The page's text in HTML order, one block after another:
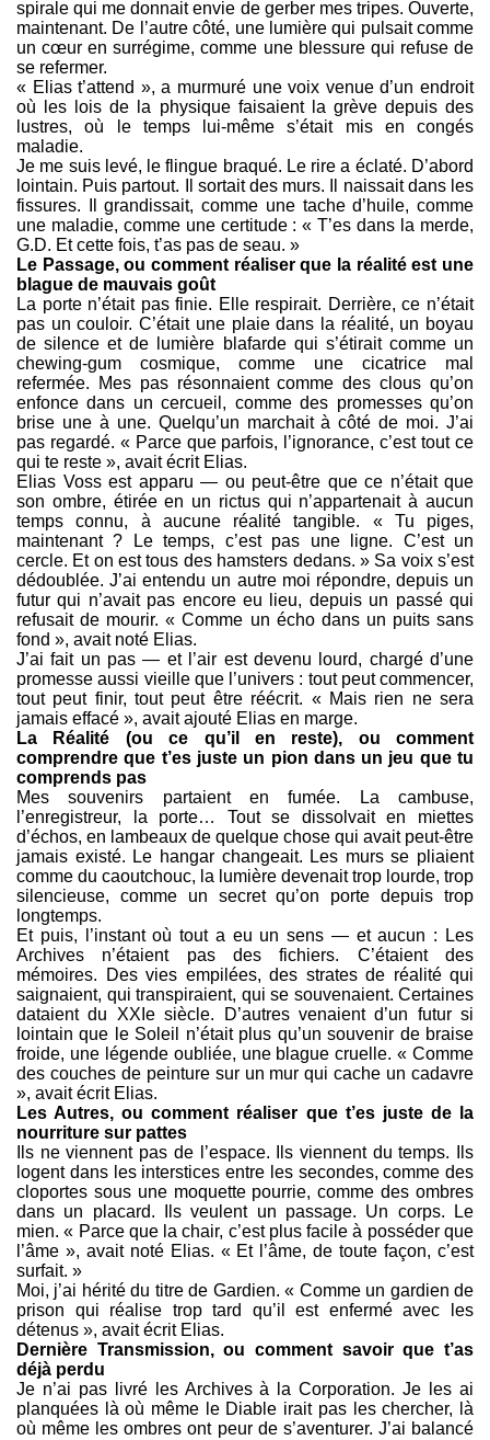
spirale qui me donnait envie de gerber mes tripes. Ouverte,
maintenant. De l’autre côté, une lumière qui pulsait comme
un cœur en surrégime, comme une blessure qui refuse de
se refermer.
« Elias t’attend », a murmuré une voix venue d’un endroit
où les lois de la physique faisaient la grève depuis des
lustres, où le temps lui-même s’était mis en congés
maladie.
Je me suis levé, le flingue braqué. Le rire a éclaté. D’abord
lointain. Puis partout. Il sortait des murs. Il naissait dans les
fissures. Il grandissait, comme une tache d’huile, comme
une maladie, comme une certitude : « T’es dans la merde,
G.D. Et cette fois, t’as pas de seau. »
Le Passage, ou comment réaliser que la réalité est une
blague de mauvais goût
La porte n’était pas finie. Elle respirait. Derrière, ce n’était
pas un couloir. C’était une plaie dans la réalité, un boyau
de silence et de lumière blafarde qui s’étirait comme un
chewing-gum cosmique, comme une cicatrice mal
refermée. Mes pas résonnaient comme des clous qu’on
enfonce dans un cercueil, comme des promesses qu’on
brise une à une. Quelqu’un marchait à côté de moi. J’ai
pas regardé. « Parce que parfois, l’ignorance, c’est tout ce
qui te reste », avait écrit Elias.
Elias Voss est apparu — ou peut-être que ce n’était que
son ombre, étirée en un rictus qui n’appartenait à aucun
temps connu, à aucune réalité tangible. « Tu piges,
maintenant ? Le temps, c’est pas une ligne. C’est un
cercle. Et on est tous des hamsters dedans. » Sa voix s’est
dédoublée. J’ai entendu un autre moi répondre, depuis un
futur qui n’avait pas encore eu lieu, depuis un passé qui
refusait de mourir. « Comme un écho dans un puits sans
fond », avait noté Elias.
J’ai fait un pas — et l’air est devenu lourd, chargé d’une
promesse aussi vieille que l’univers : tout peut commencer,
tout peut finir, tout peut être réécrit. « Mais rien ne sera
jamais effacé », avait ajouté Elias en marge.
La Réalité (ou ce qu’il en reste), ou comment
comprendre que t’es juste un pion dans un jeu que tu
comprends pas
Mes souvenirs partaient en fumée. La cambuse,
l’enregistreur, la porte… Tout se dissolvait en miettes
d’échos, en lambeaux de quelque chose qui avait peut-être
jamais existé. Le hangar changeait. Les murs se pliaient
comme du caoutchouc, la lumière devenait trop lourde, trop
silencieuse, comme un secret qu’on porte depuis trop
longtemps.
Et puis, l’instant où tout a eu un sens — et aucun : Les
Archives n’étaient pas des fichiers. C’étaient des
mémoires. Des vies empilées, des strates de réalité qui
saignaient, qui transpiraient, qui se souvenaient. Certaines
dataient du XXIe siècle. D’autres venaient d’un futur si
lointain que le Soleil n’était plus qu’un souvenir de braise
froide, une légende oubliée, une blague cruelle. « Comme
des couches de peinture sur un mur qui cache un cadavre
», avait écrit Elias.
Les Autres, ou comment réaliser que t’es juste de la
nourriture sur pattes
Ils ne viennent pas de l’espace. Ils viennent du temps. Ils
logent dans les interstices entre les secondes, comme des
cloportes sous une moquette pourrie, comme des ombres
dans un placard. Ils veulent un passage. Un corps. Le
mien. « Parce que la chair, c’est plus facile à posséder que
l’âme », avait noté Elias. « Et l’âme, de toute façon, c’est
surfait. »
Moi, j’ai hérité du titre de Gardien. « Comme un gardien de
prison qui réalise trop tard qu’il est enfermé avec les
détenus », avait écrit Elias.
Dernière Transmission, ou comment savoir que t’as
déjà perdu
Je n’ai pas livré les Archives à la Corporation. Je les ai
planquées là où même le Diable irait pas les chercher, là
où même les ombres ont peur de s’aventurer. J’ai balancé